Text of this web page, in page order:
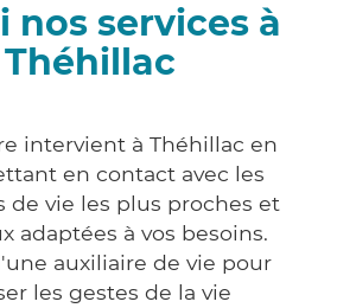
nos services à
Théhillac
intervient à Théhillac en
en contact avec les
de vie les plus proches et
adaptées à vos besoins.
auxiliaire de vie pour
les gestes de la vie